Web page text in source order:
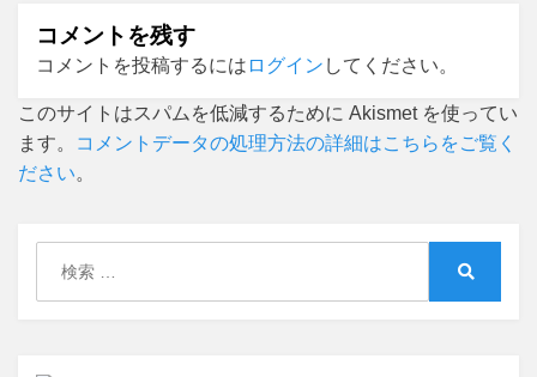
シ
ョ
ン
コメントを残す
コメントを投稿するには ログイン してください。
このサイトはスパムを低減するために Akismet を使ってい
ます。
コメントデータの処理方法の詳細はこちらをご覧く
ださい。